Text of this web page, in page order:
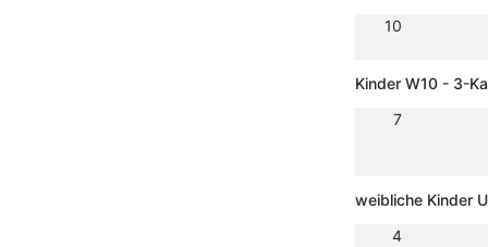
10
Kinder W10 - 3-
7
weibliche Kinder
4